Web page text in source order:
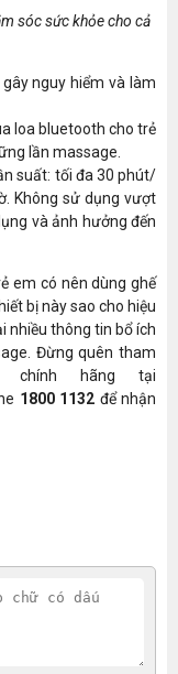
sóc sức khỏe cho cả
nguy hiểm và làm
loa bluetooth cho trẻ
lần massage.
suất: tối đa 30 phút/
Không sử dụng vượt
và ảnh hưởng đến
em có nên dùng ghế
bị này sao cho hiệu
nhiều thông tin bổ ích
Đừng quên tham
chính hãng tại
1800 1132 để nhận